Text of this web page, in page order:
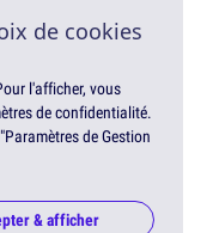
de cookies
l'afficher, vous
de confidentialité.
de Gestion
& afficher